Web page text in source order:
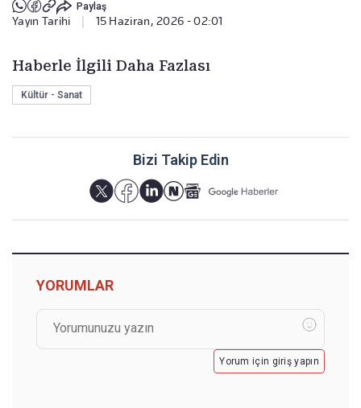
Paylaş
Yayın Tarihi 15 Haziran, 2026 - 02:01
Haberle İlgili Daha Fazlası
Kültür - Sanat
Bizi Takip Edin
YORUMLAR
Yorum için giriş yapın